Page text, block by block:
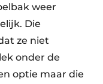
weer
Die
ze niet
onder de
optie maar die